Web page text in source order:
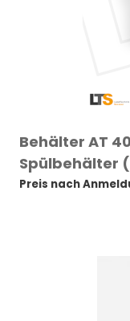
Behälter AT
Spülbehälter
Preis nach